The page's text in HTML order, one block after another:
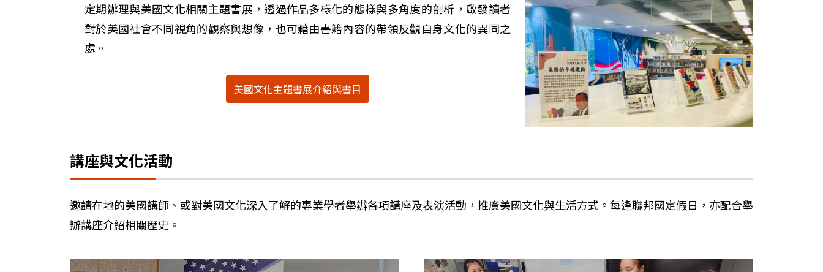
定期辦理與美國文化相關主題書展，透過作品多樣化的態樣與多角度的剖析，啟發讀者
對於美國社會不同視角的觀察與想像，也可藉由書籍內容的帶領反觀自身文化的異同之
處。
美國文化主題書展介紹與書目
講座與文化活動
邀請在地的美國講師、或對美國文化深入了解的專業學者舉辦各項講座及表演活動，推廣美國文化與生活方式。每逢聯邦國定假日，亦配合舉
辦講座介紹相關歷史。